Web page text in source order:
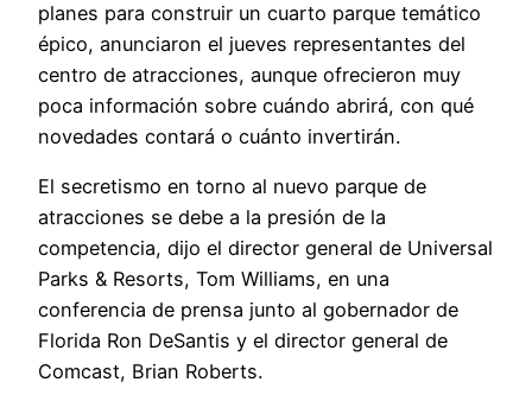
planes para construir un cuarto parque temático
épico, anunciaron el jueves representantes del
centro de atracciones, aunque ofrecieron muy
poca información sobre cuándo abrirá, con qué
novedades contará o cuánto invertirán.
El secretismo en torno al nuevo parque de
atracciones se debe a la presión de la
competencia, dijo el director general de Universal
Parks & Resorts, Tom Williams, en una
conferencia de prensa junto al gobernador de
Florida Ron DeSantis y el director general de
Comcast, Brian Roberts.